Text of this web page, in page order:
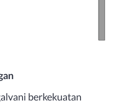
berkekuatan